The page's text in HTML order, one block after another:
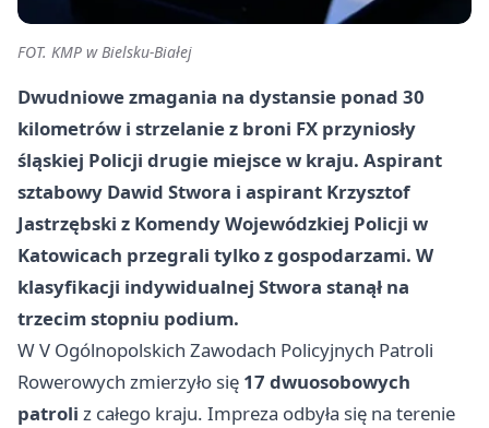
FOT. KMP w Bielsku-Białej
Dwudniowe zmagania na dystansie ponad 30
kilometrów i strzelanie z broni FX przyniosły
śląskiej Policji drugie miejsce w kraju. Aspirant
sztabowy Dawid Stwora i aspirant Krzysztof
Jastrzębski z Komendy Wojewódzkiej Policji w
Katowicach przegrali tylko z gospodarzami. W
klasyfikacji indywidualnej Stwora stanął na
trzecim stopniu podium.
W V Ogólnopolskich Zawodach Policyjnych Patroli
Rowerowych zmierzyło się 17 dwuosobowych
patroli z całego kraju. Impreza odbyła się na terenie